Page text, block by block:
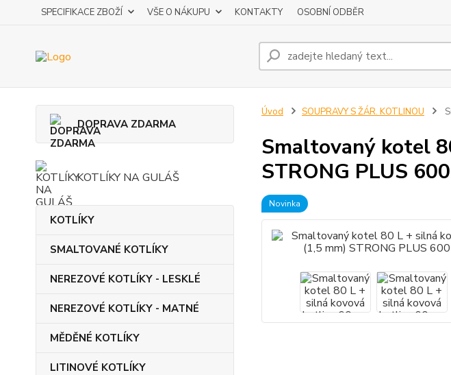
SPECIFIKACE ZBOŽÍ VŠE O NÁKUPU KONTAKTY OSOBNÍ ODBĚR
DOPRAVA ZDARMA
KOTLÍKY NA GULÁŠ
KOTLÍKY
SMALTOVANÉ KOTLÍKY
NEREZOVÉ KOTLÍKY - LESKLÉ
NEREZOVÉ KOTLÍKY - MATNÉ
MĚDĚNÉ KOTLÍKY
LITINOVÉ KOTLÍKY
Úvod SOUPRAVY S ŽÁR. KOTLINOU
Smaltovaný kotel
STRONG PLUS
Novinka